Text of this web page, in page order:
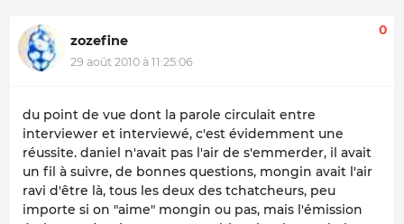
zozefine
29 août 2010 à 11:25:06
0
du point de vue dont la parole circulait entre
interviewer et interviewé, c'est évidemment une
réussite. daniel n'avait pas l'air de s'emmerder, il avait
un fil à suivre, de bonnes questions, mongin avait l'air
ravi d'être là, tous les deux des tchatcheurs, peu
importe si on "aime" mongin ou pas, mais l'émission